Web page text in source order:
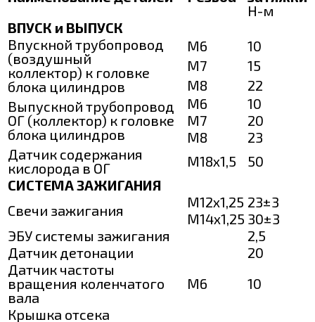
Н-м
ВПУСК и ВЫПУСК
Впускной трубопровод
(воздушный
коллектор) к головке
блока цилиндров
М6
10
М7
15
М8
22
Выпускной трубопровод
ОГ (коллектор) к головке
блока цилиндров
М6
10
М7
20
М8
23
Датчик содержания
кислорода в ОГ
М18х1,5
50
СИСТЕМА ЗАЖИГАНИЯ
Свечи зажигания
М12х1,25 23±3
М14х1,25 30±3
ЭБУ системы зажигания
2,5
Датчик детонации
20
Датчик частоты
вращения коленчатого
вала
М6
10
Крышка отсека